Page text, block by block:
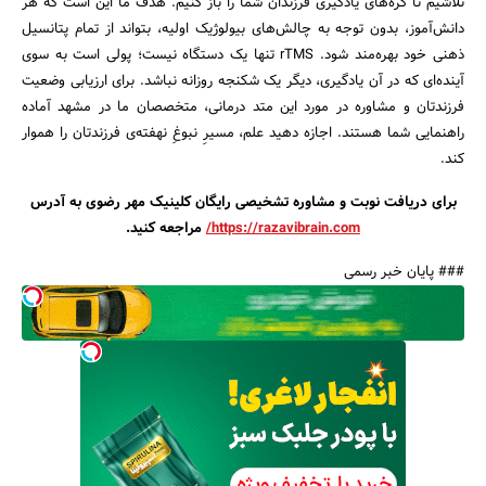
دانش‌آموز، بدون توجه به چالش‌های بیولوژیک اولیه، بتواند از تمام پتانسیل
ذهنی خود بهره‌مند شود. rTMS تنها یک دستگاه نیست؛ پولی است به سوی
آینده‌ای که در آن یادگیری، دیگر یک شکنجه روزانه نباشد. برای ارزیابی وضعیت
فرزندتان و مشاوره در مورد این متد درمانی، متخصصان ما در مشهد آماده
راهنمایی شما هستند. اجازه دهید علم، مسیرِ نبوغِ نهفته‌ی فرزندتان را هموار
کند.
برای دریافت نوبت و مشاوره تشخیصی رایگان کلینیک مهر رضوی به آدرس
https://razavibrain.com/ مراجعه کنید.
### پایان خبر رسمی